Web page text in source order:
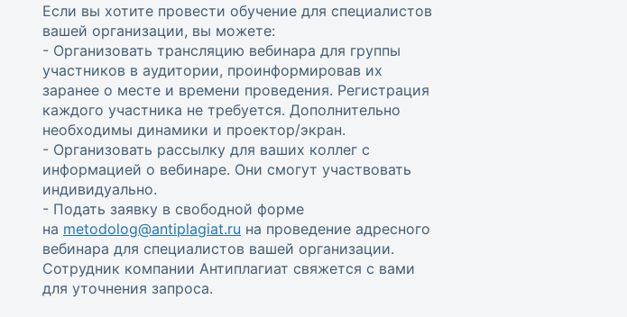
Если вы хотите провести обучение для специалистов
вашей организации, вы можете:
- Организовать трансляцию вебинара для группы
участников в аудитории, проинформировав их
заранее о месте и времени проведения. Регистрация
каждого участника не требуется. Дополнительно
необходимы динамики и проектор/экран.
- Организовать рассылку для ваших коллег с
информацией о вебинаре. Они смогут участвовать
индивидуально.
- Подать заявку в свободной форме
на metodolog@antiplagiat.ru на проведение адресного
вебинара для специалистов вашей организации.
Сотрудник компании Антиплагиат свяжется с вами
для уточнения запроса.